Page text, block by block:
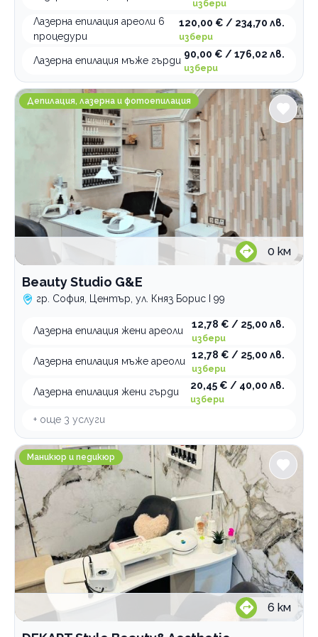
избери
Лазерна епилация ареоли 6
процедури
120,00 € / 234,70 лв.
избери
Лазерна епилация мъже гърди
90,00 € / 176,02 лв.
избери
Beauty Studio G&E
Депилация, лазерна и фотоепилация
0 км
Beauty Studio G&E
гр. София, Център, ул. Княз Борис I 99
Лазерна епилация жени ареоли
12,78 € / 25,00 лв.
избери
Лазерна епилация мъже ареоли
12,78 € / 25,00 лв.
избери
Лазерна епилация жени гърди
20,45 € / 40,00 лв.
избери
+ още 3 услуги
DEKART Style Beauty&Aesthetic
Маникюр и педикюр
6 км